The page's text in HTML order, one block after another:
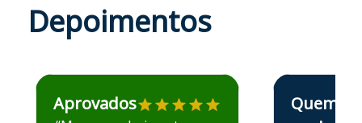
Depoimentos
Estudante José recomenda o Aprova Concursos em
Aprovados
Estudante Elais
Quem